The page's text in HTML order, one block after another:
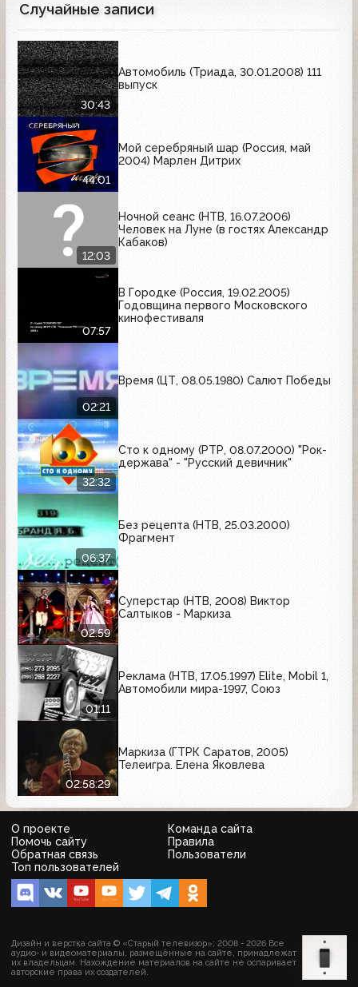
Случайные записи
30:43
Автомобиль (Триада, 30.01.2008) 111
выпуск
44:01
Мой серебряный шар (Россия, май
2004) Марлен Дитрих
12:03
Ночной сеанс (НТВ, 16.07.2006)
Человек на Луне (в гостях Александр
Кабаков)
07:57
В Городке (Россия, 19.02.2005)
Годовщина первого Московского
кинофестиваля
02:21
Время (ЦТ, 08.05.1980) Салют Победы
32:32
Сто к одному (РТР, 08.07.2000) "Рок-
держава" - "Русский девичник"
06:37
Без рецепта (НТВ, 25.03.2000)
Фрагмент
02:59
Суперстар (НТВ, 2008) Виктор
Салтыков - Маркиза
01:11
Реклама (НТВ, 17.05.1997) Elite, Mobil 1,
Автомобили мира-1997, Союз
02:58:29
Маркиза (ГТРК Саратов, 2005)
Телеигра. Елена Яковлева
О проекте
Команда сайта
Помочь сайту
Правила
Обратная связь
Пользователи
Топ пользователей
Дизайн и верстка сайта © «Старый телевизор»; 2008 - 2026 Все
аудио- и видеоматериалы, размещённые на сайте, принадлежат
их владельцам. Нахождение материалов на сайте не оспаривает
авторские права их создателей.